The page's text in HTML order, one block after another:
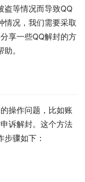
盗等情况而导致QQ
情况，我们需要采取
享一些QQ解封的方
。
操作问题，比如账
诉解封。这个方法
骤如下：